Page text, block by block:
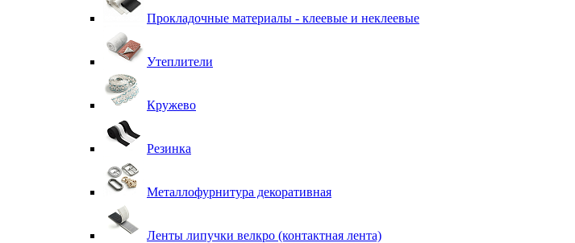
Прокладочные материалы - клеевые и неклеевые
Утеплители
Кружево
Резинка
Металлофурнитура декоративная
Ленты липучки велкро (контактная лента)